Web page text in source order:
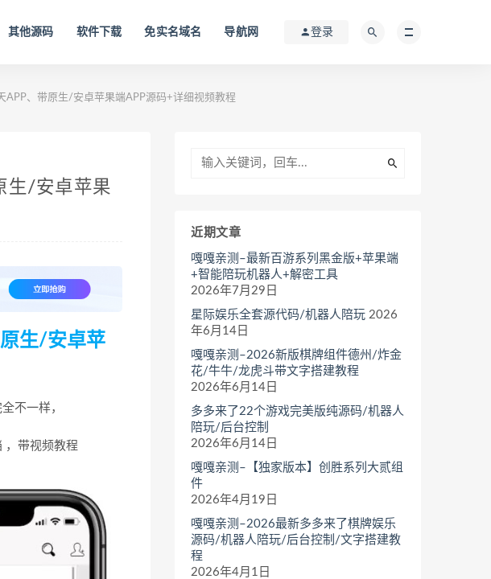
其他源码 软件下载 免实名域名 导航网 登录
APP、带原生/安卓苹果端APP源码+详细视频教程
生/安卓苹果
生/安卓苹
不一样，
，带视频教程
近期文章
嘎嘎亲测–最新百游系列黑金版+苹果端
+智能陪玩机器人+解密工具
2026年7月29日
星际娱乐全套源代码/机器人陪玩 2026
年6月14日
嘎嘎亲测–2026新版棋牌组件德州/炸金
花/牛牛/龙虎斗带文字搭建教程
2026年6月14日
多多来了22个游戏完美版纯源码/机器人
陪玩/后台控制
2026年6月14日
嘎嘎亲测–【独家版本】创胜系列大贰组
件
2026年4月19日
嘎嘎亲测–2026最新多多来了棋牌娱乐
源码/机器人陪玩/后台控制/文字搭建教
程
2026年4月1日